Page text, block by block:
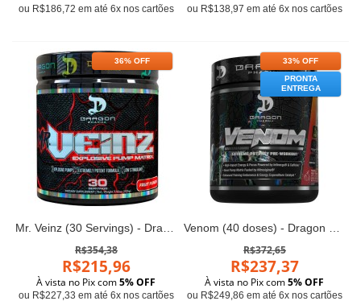
ou R$186,72 em até 6x nos cartões ou R$138,97 em até 6x nos cartões
36% OFF
Mr. Veinz (30 Servings) - Dragon Pharma
R$354,38
R$215,96
À vista no Pix com5% OFF
ou R$227,33 em até 6x nos cartões
33% OFF
PRONTA
ENTREGA
Venom (40 doses) - Dragon Pharma
R$372,65
R$237,37
À vista no Pix com5% OFF
ou R$249,86 em até 6x nos cartões